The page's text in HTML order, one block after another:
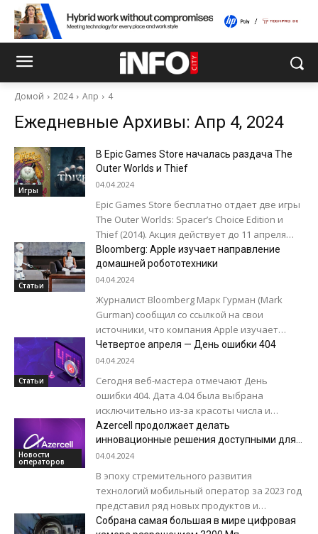
Домой 2024 Апр 4
Ежедневные Архивы: Апр 4, 2024
Игры
В Epic Games Store началась раздача The
Outer Worlds и Thief
04.04.2024
Epic Games Store бесплатно отдает две игры
The Outer Worlds: Spacer’s Choice Edition и
Thief (2014). Акция действует до 11 апреля
20:00 по бакинскому...
Статьи
Bloomberg: Apple изучает направление
домашней робототехники
04.04.2024
Журналист Bloomberg Марк Гурман (Mark
Gurman) сообщил со ссылкой на свои
источники, что компания Apple изучает
возможность выхода на рынок домашней
робототехники. Это направление...
Статьи
Четвертое апреля — День ошибки 404
04.04.2024
Сегодня веб-мастера отмечают День
ошибки 404. Дата 4.04 была выбрана
исключительно из-за красоты числа и
напоминания о самой известной ошибке в
Сети «HTTP 404»....
Новости
операторов
Azercell продолжает делать
инновационные решения доступными для
своих абонентов
04.04.2024
В эпоху стремительного развития
технологий мобильный оператор за 2023 год
представил ряд новых продуктов и
решений, направленных на создание более
Собрана самая большая в мире цифровая